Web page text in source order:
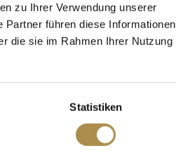
zu Ihrer Verwendung unserer
führen diese Informationen
die sie im Rahmen Ihrer Nutzung
Statistiken